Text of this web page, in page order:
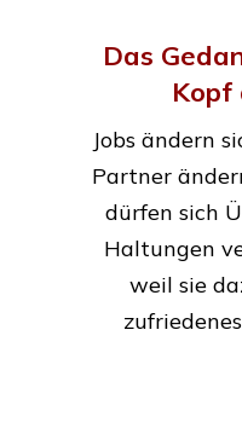
Das
Kopf
Jobs ändern
Partner
dürfen sich
Haltungen
weil sie